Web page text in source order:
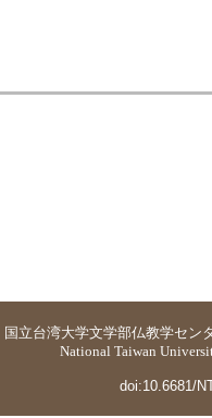
国立台湾大学文学部仏教学セン
National Taiwan
doi:10.6681/